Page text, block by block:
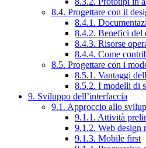
8.4. Progettare con il
8.4.1.
8.4.2. Benefici del
8.4.3. Risorse
8.4.4. Come
8.5. Progettare con i
8.5.1. Vantaggi
8.5.2. I modelli di
9. Sviluppo dell’interfaccia
9.1. Approccio allo
9.1.1. Attività
9.1.2. Web design
9.1.3. Mobile first